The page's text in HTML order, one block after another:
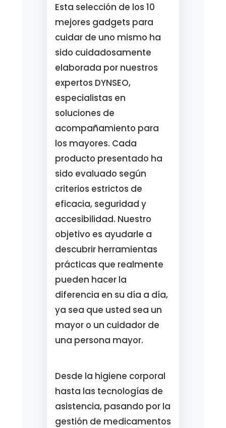
Esta selección de los 10
mejores gadgets para
cuidar de uno mismo ha
sido cuidadosamente
elaborada por nuestros
expertos DYNSEO,
especialistas en
soluciones de
acompañamiento para
los mayores. Cada
producto presentado ha
sido evaluado según
criterios estrictos de
eficacia, seguridad y
accesibilidad. Nuestro
objetivo es ayudarle a
descubrir herramientas
prácticas que realmente
pueden hacer la
diferencia en su día a día,
ya sea que usted sea un
mayor o un cuidador de
una persona mayor.
Desde la higiene corporal
hasta las tecnologías de
asistencia, pasando por la
gestión de medicamentos